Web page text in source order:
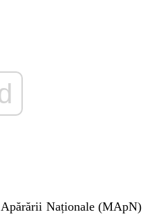
Naționale (MApN)